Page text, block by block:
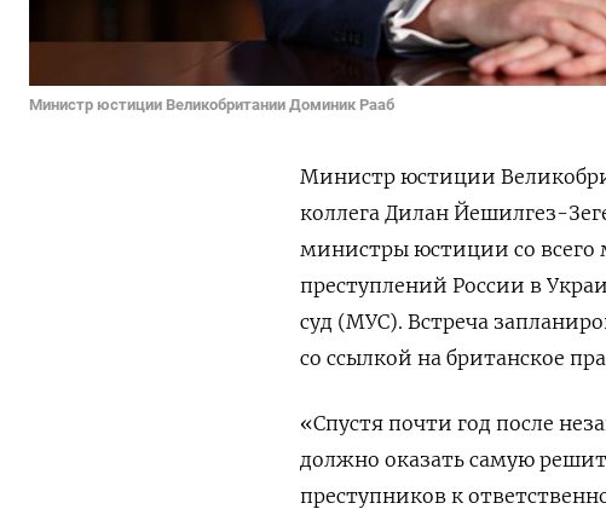
Министр юстиции Великобритании Доминик Рааб
Министр юстиции
коллега Дилан Йешилгез-
министры юстиции со всего
преступлений России в
суд (МУС). Встреча
со ссылкой на британское
«Спустя почти год после
должно оказать самую
преступников к